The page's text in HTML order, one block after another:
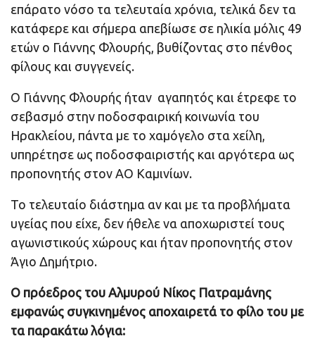
επάρατο νόσο τα τελευταία χρόνια, τελικά δεν τα
κατάφερε και σήμερα απεβίωσε σε ηλικία μόλις 49
ετών ο Γιάννης Φλουρής, βυθίζοντας στο πένθος
φίλους και συγγενείς.
Ο Γιάννης Φλουρής ήταν αγαπητός και έτρεφε το
σεβασμό στην ποδοσφαιρική κοινωνία του
Ηρακλείου, πάντα με το χαμόγελο στα χείλη,
υπηρέτησε ως ποδοσφαιριστής και αργότερα ως
προπονητής στον ΑΟ Καμινίων.
Το τελευταίο διάστημα αν και με τα προβλήματα
υγείας που είχε, δεν ήθελε να αποχωριστεί τους
αγωνιστικούς χώρους και ήταν προπονητής στον
Άγιο Δημήτριο.
Ο πρόεδρος του Αλμυρού Νίκος Πατραμάνης
εμφανώς συγκινημένος αποχαιρετά το φίλο του με
τα παρακάτω λόγια: